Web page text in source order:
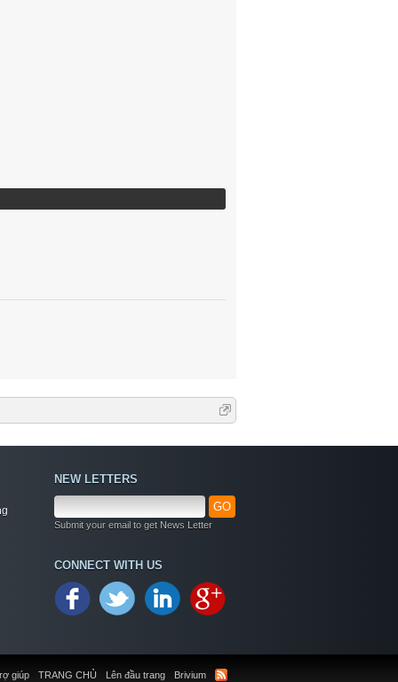
+ Chào mừng bạn đến với diễn đàn thông tin
dịch vụ Việt Nam
+ Chúng tôi có tất cả các dịch vụ Online từ xa
mềm miễn phí
NEW LETTERS
GO
Submit your email to get News Letter
CONNECT WITH US
giúp TRANG CHỦ Lên đầu trang Brivium